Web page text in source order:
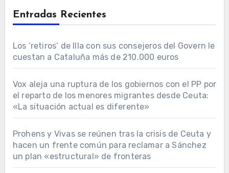
Entradas Recientes
Los ‘retiros’ de Illa con sus consejeros del Govern le
cuestan a Cataluña más de 210.000 euros
Vox aleja una ruptura de los gobiernos con el PP por
el reparto de los menores migrantes desde Ceuta:
«La situación actual es diferente»
Prohens y Vivas se reúnen tras la crisis de Ceuta y
hacen un frente común para reclamar a Sánchez
un plan «estructural» de fronteras